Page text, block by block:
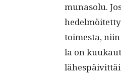
muna­solu.
toimes­ta,
la on